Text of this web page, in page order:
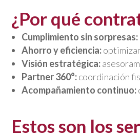
¿Por qué
Cumplimiento sin sorpresas:
Ahorro y eficiencia:
Visión estratégica:
Partner 360°:coordinación
Acompañamiento continuo:
Estos son los